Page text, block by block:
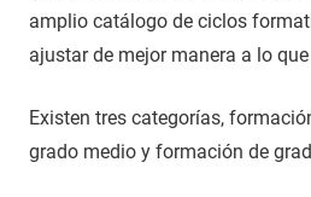
amplio catálogo de ciclos
ajustar de mejor manera a lo
Existen tres categorías,
grado medio y formación de